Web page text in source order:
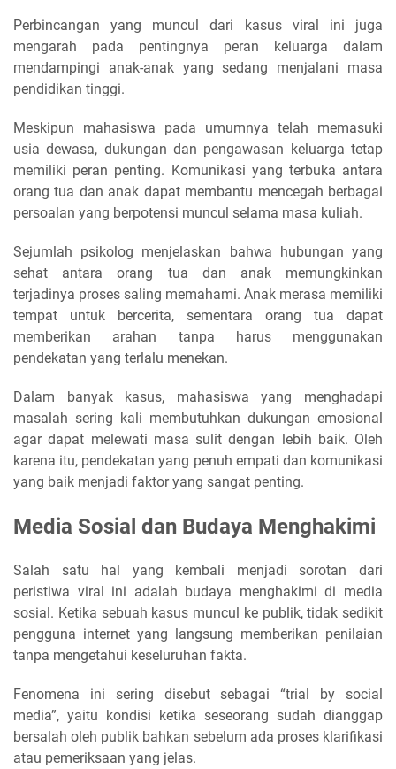
Perbincangan yang muncul dari kasus viral ini juga
mengarah pada pentingnya peran keluarga dalam
mendampingi anak-anak yang sedang menjalani masa
pendidikan tinggi.
Meskipun mahasiswa pada umumnya telah memasuki
usia dewasa, dukungan dan pengawasan keluarga tetap
memiliki peran penting. Komunikasi yang terbuka antara
orang tua dan anak dapat membantu mencegah berbagai
persoalan yang berpotensi muncul selama masa kuliah.
Sejumlah psikolog menjelaskan bahwa hubungan yang
sehat antara orang tua dan anak memungkinkan
terjadinya proses saling memahami. Anak merasa memiliki
tempat untuk bercerita, sementara orang tua dapat
memberikan arahan tanpa harus menggunakan
pendekatan yang terlalu menekan.
Dalam banyak kasus, mahasiswa yang menghadapi
masalah sering kali membutuhkan dukungan emosional
agar dapat melewati masa sulit dengan lebih baik. Oleh
karena itu, pendekatan yang penuh empati dan komunikasi
yang baik menjadi faktor yang sangat penting.
Media Sosial dan Budaya Menghakimi
Salah satu hal yang kembali menjadi sorotan dari
peristiwa viral ini adalah budaya menghakimi di media
sosial. Ketika sebuah kasus muncul ke publik, tidak sedikit
pengguna internet yang langsung memberikan penilaian
tanpa mengetahui keseluruhan fakta.
Fenomena ini sering disebut sebagai “trial by social
media”, yaitu kondisi ketika seseorang sudah dianggap
bersalah oleh publik bahkan sebelum ada proses klarifikasi
atau pemeriksaan yang jelas.